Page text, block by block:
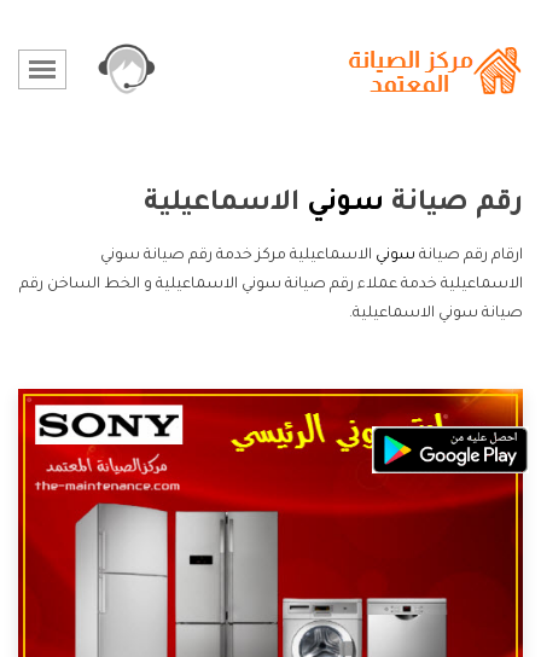
رقم صيانة سوني الاسماعيلية
ارقام رقم صيانة سوني الاسماعيلية مركز خدمة رقم صيانة سوني
الاسماعيلية خدمة عملاء رقم صيانة سوني الاسماعيلية و الخط الساخن رقم
صيانة سوني الاسماعيلية.